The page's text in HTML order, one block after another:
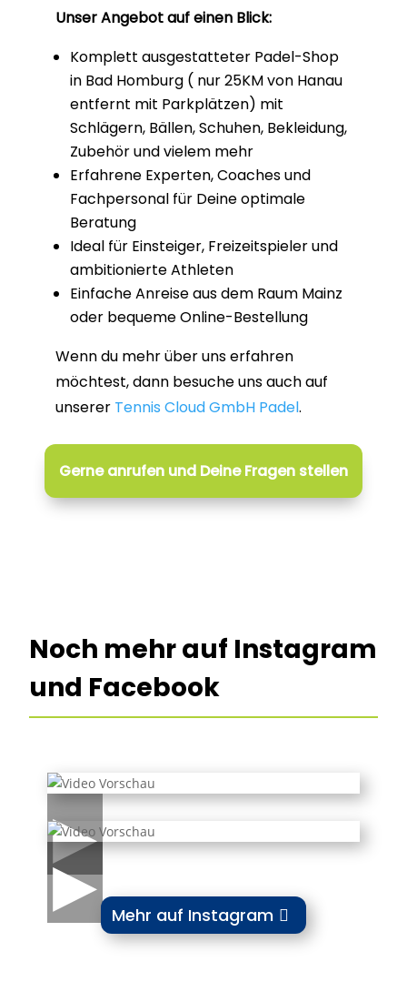
Unser Angebot auf einen Blick:
Komplett ausgestatteter Padel-Shop
in Bad Homburg ( nur 25KM von Hanau
entfernt mit Parkplätzen) mit
Schlägern, Bällen, Schuhen, Bekleidung,
Zubehör und vielem mehr
Erfahrene Experten, Coaches und
Fachpersonal für Deine optimale
Beratung
Ideal für Einsteiger, Freizeitspieler und
ambitionierte Athleten
Einfache Anreise aus dem Raum Mainz
oder bequeme Online-Bestellung
Wenn du mehr über uns erfahren
möchtest, dann besuche uns auch auf
unserer Tennis Cloud GmbH Padel.
Gerne anrufen und Deine Fragen stellen
Noch mehr auf Instagram
und Facebook
▶
▶ Mehr auf Instagram